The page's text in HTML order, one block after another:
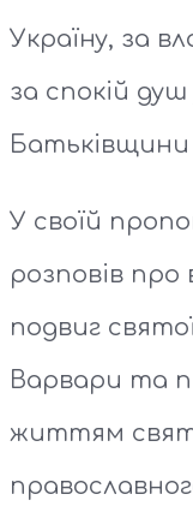
Україну, за
за спокій душ
У своїй
розповів
подвиг
Варвари та
життям